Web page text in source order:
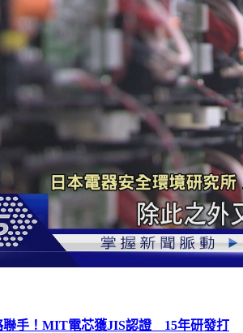
聯手！MIT電芯獲JIS認證 15年研發打